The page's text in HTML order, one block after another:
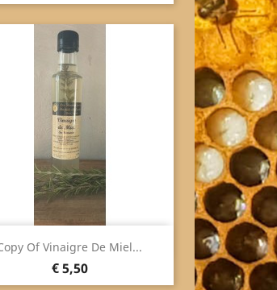
Of Vinaigre De Miel...
Prijs
€ 5,50
Snel bekijken